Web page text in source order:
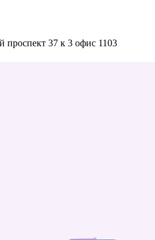
проспект 37 к 3 офис 1103